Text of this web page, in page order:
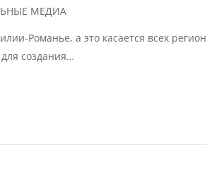
МЕДИА
Романье, а это касается всех
создания…